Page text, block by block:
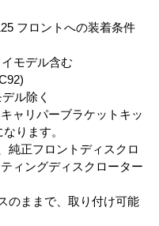
フロントへの装着条件
モデル含む
ル除く
ャリパーブラケットキッ
ります。
純正フロントディスクロ
ィングディスクローター
のままで、取り付け可能